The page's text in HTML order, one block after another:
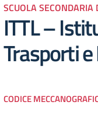
SCUOLA SECONDARIA
ITTL –
Trasporti
CODICE